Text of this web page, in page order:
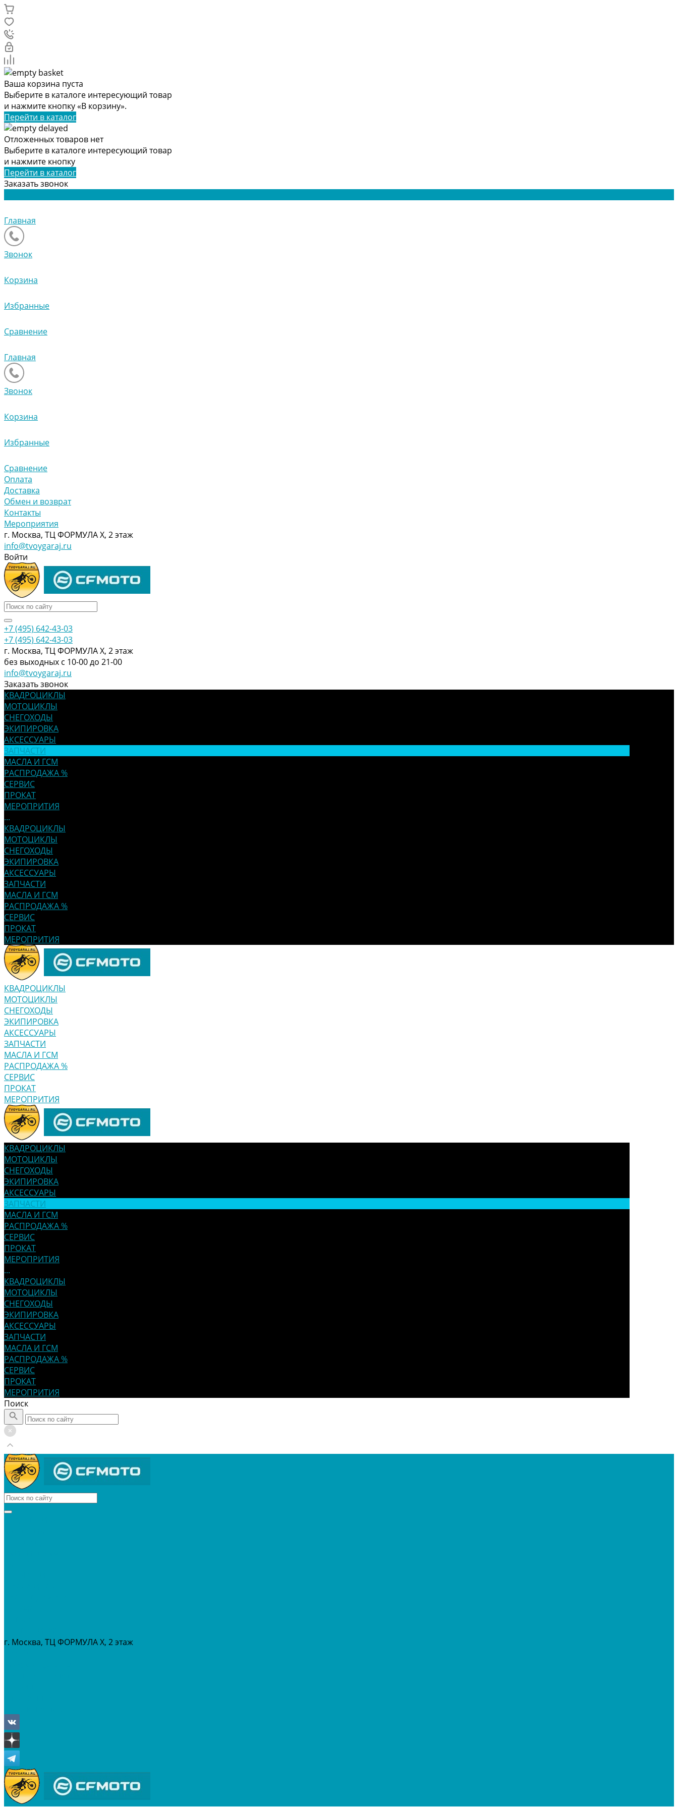
Ваша корзина пуста
Выберите в каталоге интересующий товар
и нажмите кнопку «В корзину».
Перейти в каталог
Отложенных товаров нет
Выберите в каталоге интересующий товар
и нажмите кнопку
Перейти в каталог
Заказать звонок
Главная
Звонок
Корзина
Избранные
Сравнение
Главная
Звонок
Корзина
Избранные
Сравнение
Оплата
Доставка
Обмен и возврат
Контакты
Мероприятия
г. Москва, ТЦ ФОРМУЛА Х, 2 этаж
info@tvoygaraj.ru
Войти
+7 (495) 642-43-03
+7 (495) 642-43-03
г. Москва, ТЦ ФОРМУЛА Х, 2 этаж
без выходных с 10-00 до 21-00
info@tvoygaraj.ru
Заказать звонок
КВАДРОЦИКЛЫ
МОТОЦИКЛЫ
СНЕГОХОДЫ
ЭКИПИРОВКА
АКСЕССУАРЫ
ЗАПЧАСТИ
МАСЛА И ГСМ
РАСПРОДАЖА %
СЕРВИС
ПРОКАТ
МЕРОПРИТИЯ
...
КВАДРОЦИКЛЫ
МОТОЦИКЛЫ
СНЕГОХОДЫ
ЭКИПИРОВКА
АКСЕССУАРЫ
ЗАПЧАСТИ
МАСЛА И ГСМ
РАСПРОДАЖА %
СЕРВИС
ПРОКАТ
МЕРОПРИТИЯ
КВАДРОЦИКЛЫ
МОТОЦИКЛЫ
СНЕГОХОДЫ
ЭКИПИРОВКА
АКСЕССУАРЫ
ЗАПЧАСТИ
МАСЛА И ГСМ
РАСПРОДАЖА %
СЕРВИС
ПРОКАТ
МЕРОПРИТИЯ
КВАДРОЦИКЛЫ
МОТОЦИКЛЫ
СНЕГОХОДЫ
ЭКИПИРОВКА
АКСЕССУАРЫ
ЗАПЧАСТИ
МАСЛА И ГСМ
РАСПРОДАЖА %
СЕРВИС
ПРОКАТ
МЕРОПРИТИЯ
...
КВАДРОЦИКЛЫ
МОТОЦИКЛЫ
СНЕГОХОДЫ
ЭКИПИРОВКА
АКСЕССУАРЫ
ЗАПЧАСТИ
МАСЛА И ГСМ
РАСПРОДАЖА %
СЕРВИС
ПРОКАТ
МЕРОПРИТИЯ
Поиск
г. Москва, ТЦ ФОРМУЛА Х, 2 этаж